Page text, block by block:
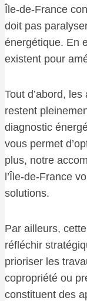
Île-de-France
doit pas
énergétique. En
existent pour
Tout d’abord,
restent
diagnostic
vous permet
plus, notre
l’Île-de-France
solutions.
Par ailleurs,
réfléchir
prioriser les
copropriété ou
constituent des